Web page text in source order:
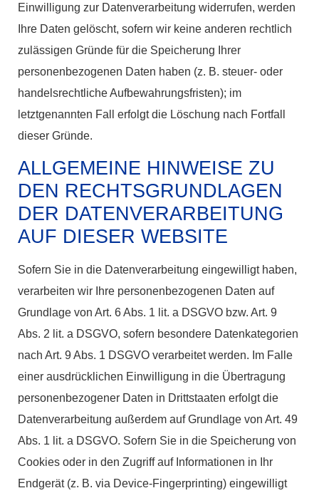
Einwilligung zur Datenverarbeitung widerrufen, werden
Ihre Daten gelöscht, sofern wir keine anderen rechtlich
zulässigen Gründe für die Speicherung Ihrer
personenbezogenen Daten haben (z. B. steuer- oder
handelsrechtliche Aufbewahrungsfristen); im
letztgenannten Fall erfolgt die Löschung nach Fortfall
dieser Gründe.
ALLGEMEINE HINWEISE ZU
DEN RECHTSGRUNDLAGEN
DER DATENVERARBEITUNG
AUF DIESER WEBSITE
Sofern Sie in die Datenverarbeitung eingewilligt haben,
verarbeiten wir Ihre personenbezogenen Daten auf
Grundlage von Art. 6 Abs. 1 lit. a DSGVO bzw. Art. 9
Abs. 2 lit. a DSGVO, sofern besondere Datenkategorien
nach Art. 9 Abs. 1 DSGVO verarbeitet werden. Im Falle
einer ausdrücklichen Einwilligung in die Übertragung
personenbezogener Daten in Drittstaaten erfolgt die
Datenverarbeitung außerdem auf Grundlage von Art. 49
Abs. 1 lit. a DSGVO. Sofern Sie in die Speicherung von
Cookies oder in den Zugriff auf Informationen in Ihr
Endgerät (z. B. via Device-Fingerprinting) eingewilligt